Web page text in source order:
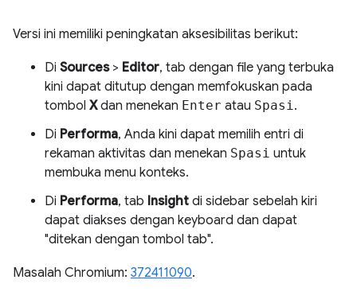
Versi ini memiliki peningkatan aksesibilitas berikut:
Di Sources> Editor, tab dengan file yang terbuka
kini dapat ditutup dengan memfokuskan pada
tombol Xdan menekan Enter atau Spasi.
Di Performa, Anda kini dapat memilih entri di
rekaman aktivitas dan menekan Spasi untuk
membuka menu konteks.
Di Performa, tab Insight di sidebar sebelah kiri
dapat diakses dengan keyboard dan dapat
"ditekan dengan tombol tab".
Masalah Chromium: 372411090.